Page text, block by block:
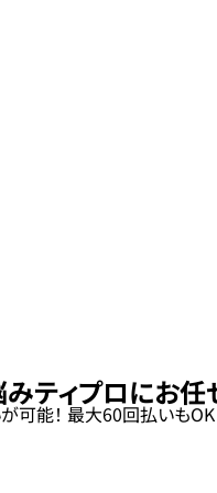
みティプロにお任
が可能！ 最大60回払いもOK